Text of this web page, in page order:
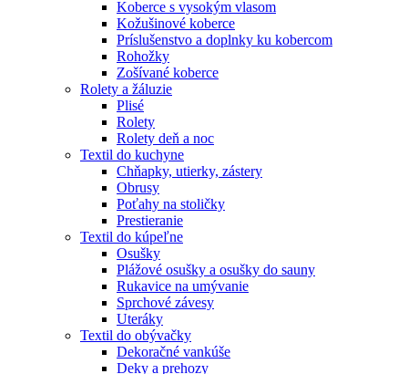
Koberce s vysokým vlasom
Kožušinové koberce
Príslušenstvo a doplnky ku kobercom
Rohožky
Zošívané koberce
Rolety a žáluzie
Plisé
Rolety
Rolety deň a noc
Textil do kuchyne
Chňapky, utierky, zástery
Obrusy
Poťahy na stoličky
Prestieranie
Textil do kúpeľne
Osušky
Plážové osušky a osušky do sauny
Rukavice na umývanie
Sprchové závesy
Uteráky
Textil do obývačky
Dekoračné vankúše
Deky a prehozy